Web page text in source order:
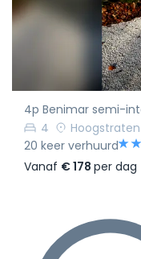
4p Benimar semi-
4
Hoogstraten
20 keer verhuurd
Vanaf € 178 per dag